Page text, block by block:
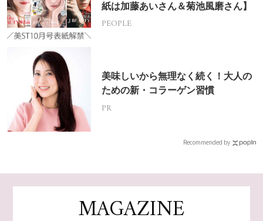
紙は加藤あいさん＆菊池風磨さん】
PEOPLE
美味しいから無理なく続く！大人の
ための新・コラーゲン習慣
PR
Recommended by
MAGAZINE